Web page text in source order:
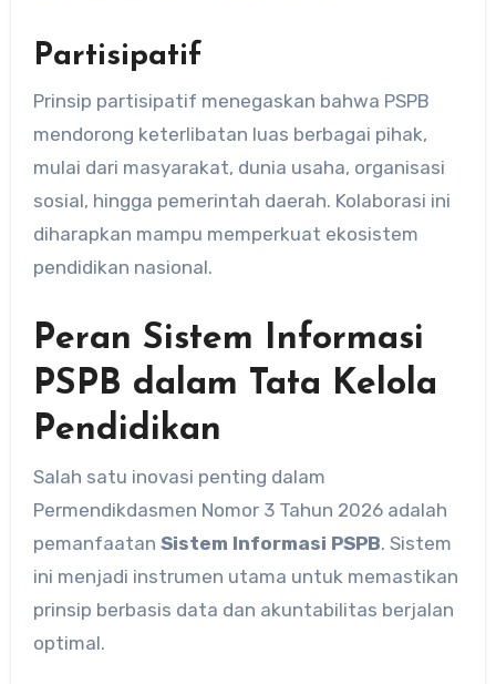
Partisipatif
Prinsip partisipatif menegaskan bahwa PSPB
mendorong keterlibatan luas berbagai pihak,
mulai dari masyarakat, dunia usaha, organisasi
sosial, hingga pemerintah daerah. Kolaborasi ini
diharapkan mampu memperkuat ekosistem
pendidikan nasional.
Peran Sistem Informasi
PSPB dalam Tata Kelola
Pendidikan
Salah satu inovasi penting dalam
Permendikdasmen Nomor 3 Tahun 2026 adalah
pemanfaatan Sistem Informasi PSPB. Sistem
ini menjadi instrumen utama untuk memastikan
prinsip berbasis data dan akuntabilitas berjalan
optimal.